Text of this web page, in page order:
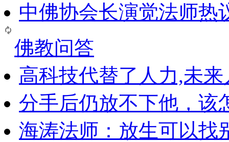
中佛协会长演觉法师热
佛教问答
高科技代替了人力,未
分手后仍放不下他，该
海涛法师：放生可以找